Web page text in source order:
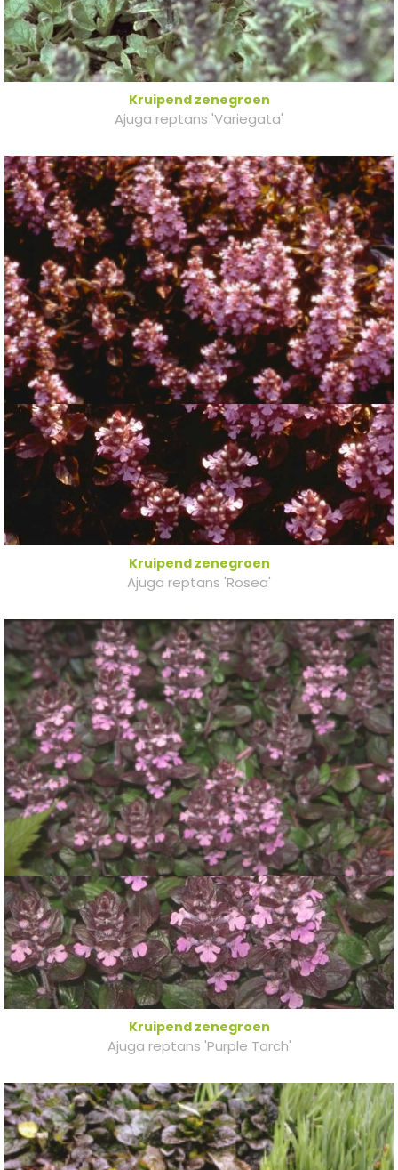
Kruipend zenegroen
Ajuga reptans 'Variegata'
Kruipend zenegroen
Ajuga reptans 'Rosea'
Kruipend zenegroen
Ajuga reptans 'Purple Torch'